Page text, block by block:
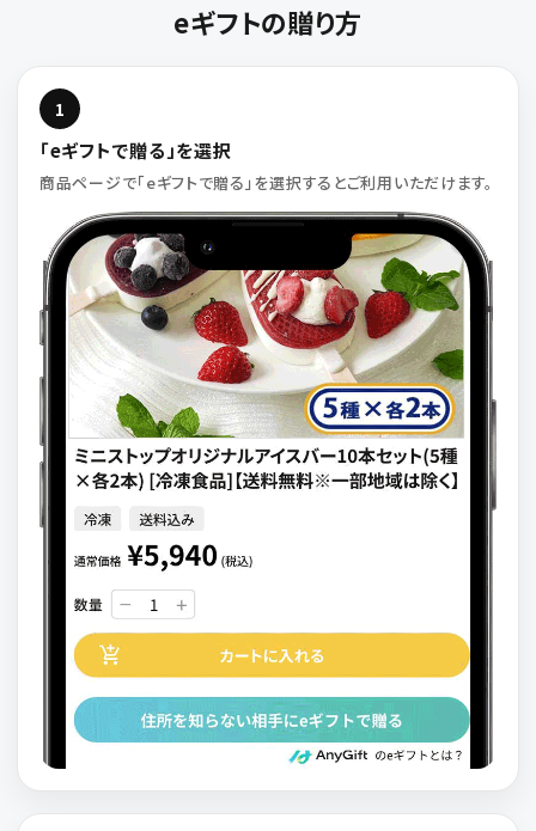
eギフトの贈り方
1
「eギフトで贈る」を選択
商品ページで「eギフトで贈る」を選択するとご利用いただけます。